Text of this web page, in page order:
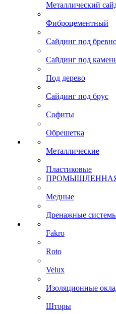
Металлический
Фиброцементный
Сайдинг под
Сайдинг под
Под дерево
Сайдинг под брус
Софиты
Обрешетка
Металлические
Пластиковые
Медные
Дренажные
Fakro
Roto
Velux
Изоляционные
Шторы